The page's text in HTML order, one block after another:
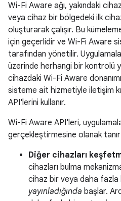
Wi-Fi Aware ağı, yakındaki
veya cihaz bir bölgedeki ilk
oluşturarak çalışır. Bu
için geçerlidir ve Wi-Fi Aware
tarafından yönetilir.
üzerinde herhangi bir kontrolü
cihazdaki Wi-Fi Aware
sisteme ait hizmetiyle iletişim
API'lerini kullanır.
Wi-Fi Aware API'leri,
gerçekleştirmesine olanak
Diğer cihazları
cihazları bulma
cihaz bir veya daha
yayınladığında başlar.